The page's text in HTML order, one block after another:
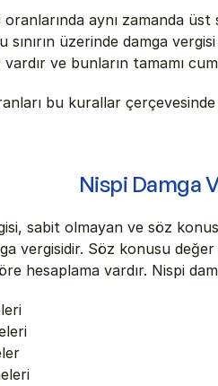
aynı zamanda üst
sınırın üzerinde damga
vardır ve bunların tamamı
bu kurallar
Nispi Damga
sabit olmayan ve söz
vergisidir. Söz konusu
hesaplama vardır. Nispi